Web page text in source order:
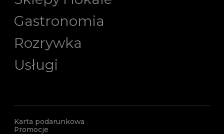
Gastronomia
Rozrywka
Usługi
Karta podarunkowa
Promocje